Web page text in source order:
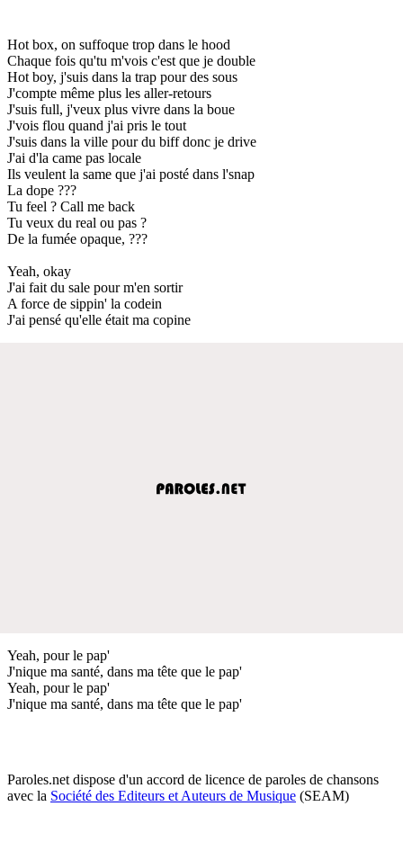
Hot box, on suffoque trop dans le hood
Chaque fois qu'tu m'vois c'est que je double
Hot boy, j'suis dans la trap pour des sous
J'compte même plus les aller-retours
J'suis full, j'veux plus vivre dans la boue
J'vois flou quand j'ai pris le tout
J'suis dans la ville pour du biff donc je drive
J'ai d'la came pas locale
Ils veulent la same que j'ai posté dans l'snap
La dope ???
Tu feel ? Call me back
Tu veux du real ou pas ?
De la fumée opaque, ???
Yeah, okay
J'ai fait du sale pour m'en sortir
A force de sippin' la codein
J'ai pensé qu'elle était ma copine
Yeah, pour le pap'
J'nique ma santé, dans ma tête que le pap'
Yeah, pour le pap'
J'nique ma santé, dans ma tête que le pap'
Paroles.net dispose d'un accord de licence de paroles de chansons
avec la Société des Editeurs et Auteurs de Musique (SEAM)